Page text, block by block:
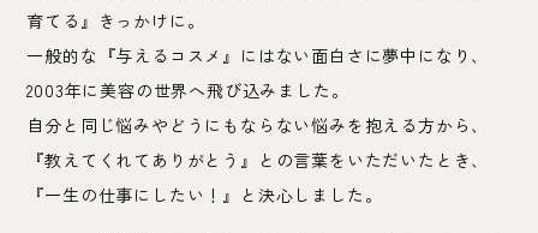
育てる』きっかけに。
一般的な『与えるコスメ』にはない面白さに夢中になり、
2003年に美容の世界へ飛び込みました。
自分と同じ悩みやどうにもならない悩みを抱える方から、
『教えてくれてありがとう』との言葉をいただいたとき、
『一生の仕事にしたい！』と決心しました。